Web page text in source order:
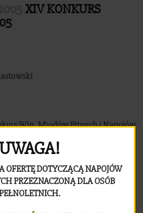
XIV KONKURS
Win, Miodów Pitnych i Napojów
2005
OFERTĘ DOTYCZĄCĄ NAPOJÓW
PRZEZNACZONĄ DLA OSÓB